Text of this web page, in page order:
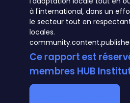
à l'international, dans un
le secteur tout en
locales.
Ce rapport est
membres HUB